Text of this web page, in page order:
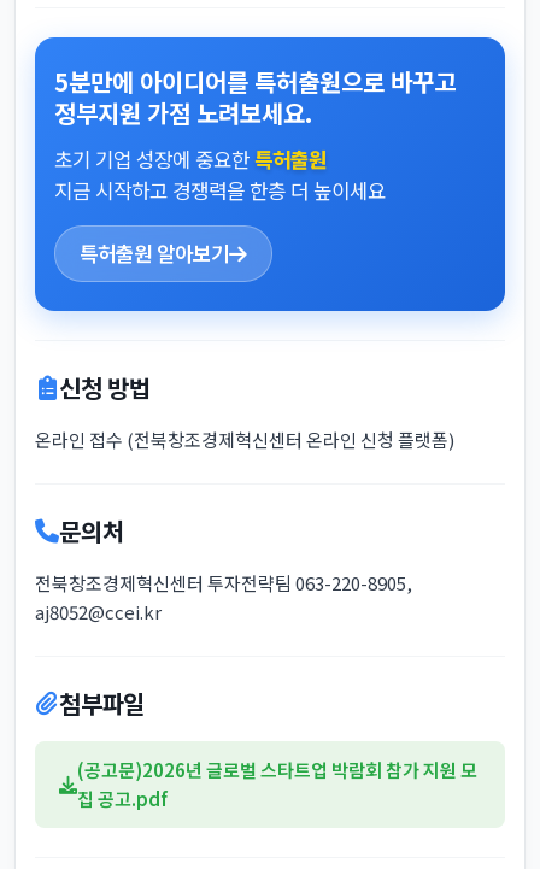
5분만에 아이디어를 특허출원으로 바꾸고
정부지원 가점 노려보세요.
초기 기업 성장에 중요한특허출원
지금 시작하고 경쟁력을 한층 더 높이세요
특허출원 알아보기
신청 방법
온라인 접수 (전북창조경제혁신센터 온라인 신청 플랫폼)
문의처
전북창조경제혁신센터 투자전략팀 063-220-8905,
aj8052@ccei.kr
첨부파일
(공고문)2026년 글로벌 스타트업 박람회 참가 지원 모
집 공고.pdf